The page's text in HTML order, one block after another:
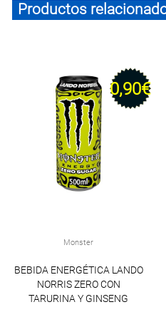
Productos
0,90€
Monster
BEBIDA ENERGÉTICA LANDO
NORRIS ZERO CON
TARURINA Y GINSENG